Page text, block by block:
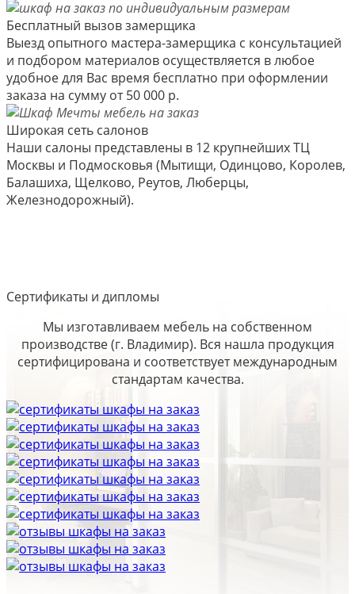
Бесплатный вызов замерщика
Выезд опытного мастера-замерщика с консультацией
и подбором материалов осуществляется в любое
удобное для Вас время бесплатно при оформлении
заказа на сумму от 50 000 р.
Широкая сеть салонов
Наши салоны представлены в 12 крупнейших ТЦ
Москвы и Подмосковья (Мытищи, Одинцово, Королев,
Балашиха, Щелково, Реутов, Люберцы,
Железнодорожный).
Сертификаты и дипломы
Мы изготавливаем мебель на собственном
производстве (г. Владимир). Вся нашла продукция
сертифицирована и соответствует международным
стандартам качества.